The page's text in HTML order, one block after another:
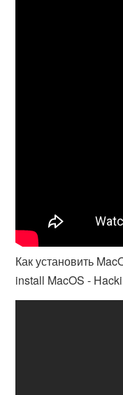
Как установить
install MacOS -